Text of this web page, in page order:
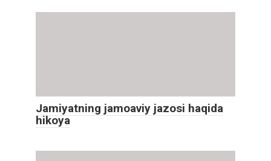
Jamiyatning jamoaviy jazosi haqida
hikoya